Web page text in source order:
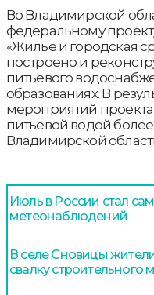
Во Владимирской
федеральному
«Жильё и городская
построено и
питьевого
образованиях. В
мероприятий
питьевой водой
Владимирской
Июль в России стал
метеонаблюдений
В селе Сновицы
свалку строительного